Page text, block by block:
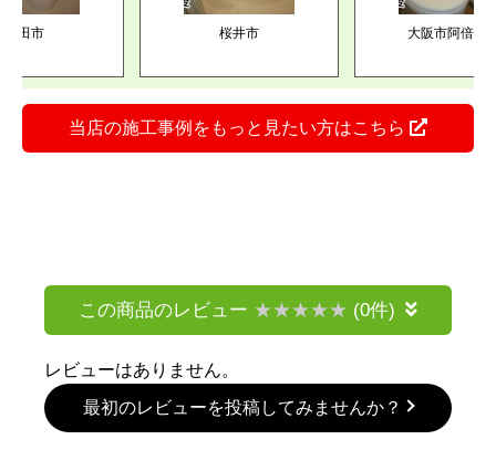
桜井市 大阪市阿倍野区
当店の施工事例をもっと見たい方はこちら
この商品のレビュー (0件)
レビューはありません。
最初のレビューを投稿してみませんか？